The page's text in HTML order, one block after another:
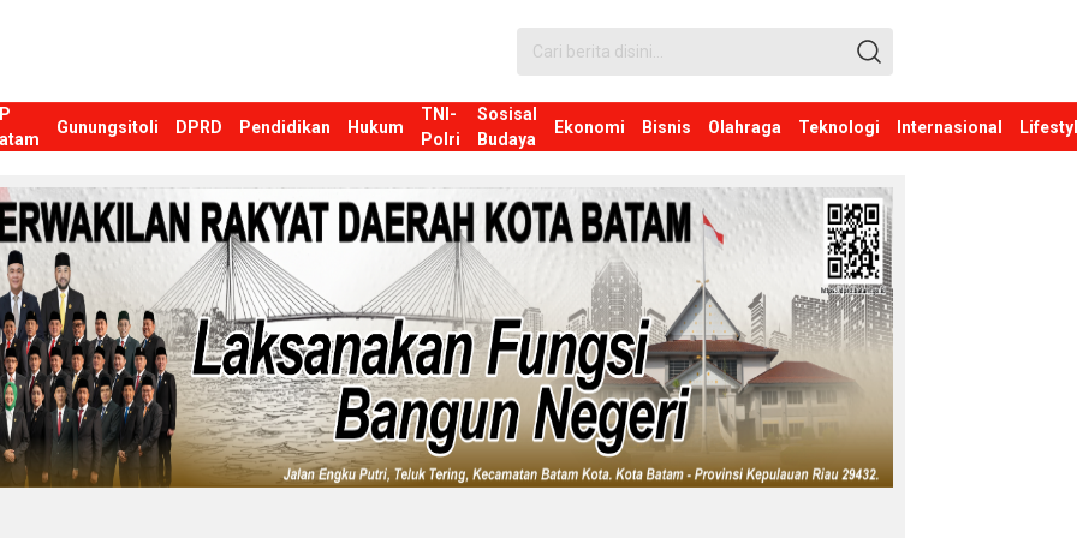
Gunungsitoli DPRD Pendidikan Hukum
TNI-
Polri
Sosisal
Budaya
Ekonomi Bisnis Olahraga Teknologi Internasional